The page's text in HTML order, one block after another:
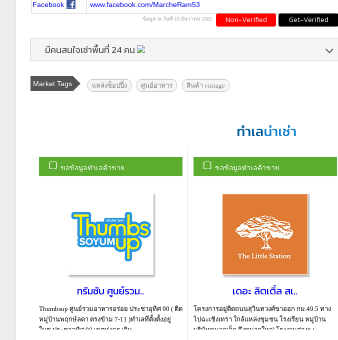
Facebook www.facebook.com/MarcheRam53
Get-Verified
Non-Verified
ข้อมูล ณ วันที่ 10 ธันวาคม 2562
มีคนสนใจเช่าพื้นที่ 24 คน
Market Tags แหล่งช็อปปิ้ง ศูนย์อาหาร สินค้า vintage
ทำเลน่าเช่า
ขอข้อมูลทำเลค้าขาย
ทรัมซับ ศูนย์รวม..
Thumbsup ศูนย์รวมอาหารอร่อย ประชาอุทิศ 90 ( ติด
หมู่บ้านพฤกษ์ลดา ตรงข้าม 7-11 )ทำเลที่ตั้งตั้งอยู่
ในซ.ประชาอุทิศ 90 เขตทุ่งครุ เดิน...
ขอข้อมูลทำเลค้าขาย
เดอะ ลิตเติ้ล สเ..
โครงการอยู่ติดถนนสุวินทวงศ์ขาออก กม.49.5 ทาง
ไปฉะเชิงเทรา ใกล้แหล่งชุมชน โรงเรียน หมู่บ้าน
บริษัทขนาดเล็ก ถึงขนาดใหญ่ โรงงานต่างๆ เ...